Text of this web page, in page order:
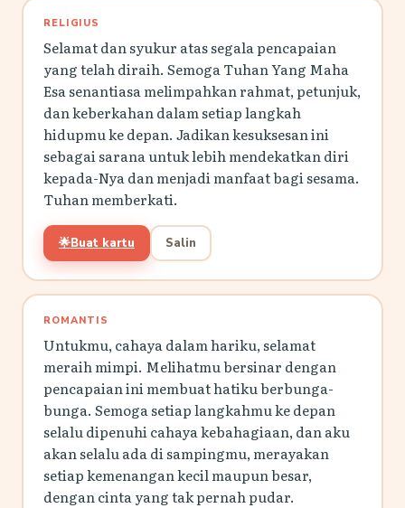
RELIGIUS
Selamat dan syukur atas segala pencapaian
yang telah diraih. Semoga Tuhan Yang Maha
Esa senantiasa melimpahkan rahmat, petunjuk,
dan keberkahan dalam setiap langkah
hidupmu ke depan. Jadikan kesuksesan ini
sebagai sarana untuk lebih mendekatkan diri
kepada-Nya dan menjadi manfaat bagi sesama.
Tuhan memberkati.
🌟Buat kartu Salin
ROMANTIS
Untukmu, cahaya dalam hariku, selamat
meraih mimpi. Melihatmu bersinar dengan
pencapaian ini membuat hatiku berbunga-
bunga. Semoga setiap langkahmu ke depan
selalu dipenuhi cahaya kebahagiaan, dan aku
akan selalu ada di sampingmu, merayakan
setiap kemenangan kecil maupun besar,
dengan cinta yang tak pernah pudar.